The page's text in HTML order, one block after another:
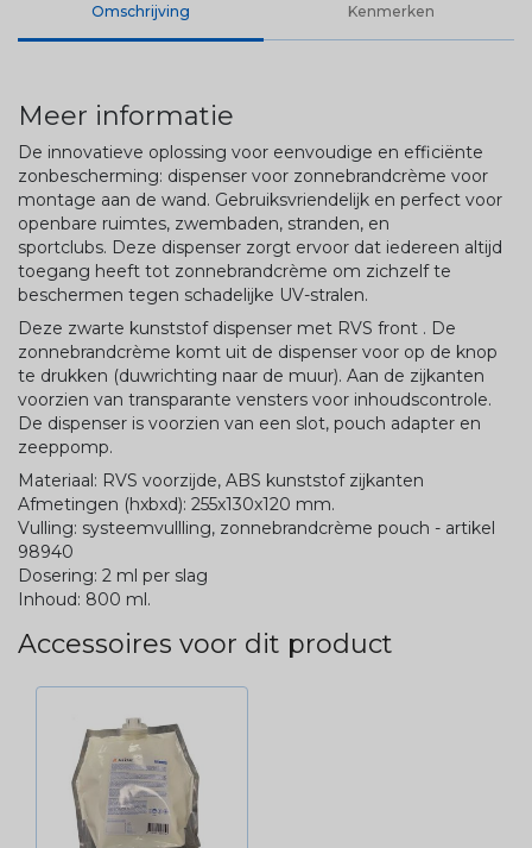
Omschrijving Kenmerken
Meer informatie
De innovatieve oplossing voor eenvoudige en efficiënte
zonbescherming: dispenser voor zonnebrandcrème voor
montage aan de wand. Gebruiksvriendelijk en perfect voor
openbare ruimtes, zwembaden, stranden, en
sportclubs. Deze dispenser zorgt ervoor dat iedereen altijd
toegang heeft tot zonnebrandcrème om zichzelf te
beschermen tegen schadelijke UV-stralen.
Deze zwarte kunststof dispenser met RVS front . De
zonnebrandcrème komt uit de dispenser voor op de knop
te drukken (duwrichting naar de muur). Aan de zijkanten
voorzien van transparante vensters voor inhoudscontrole.
De dispenser is voorzien van een slot, pouch adapter en
zeeppomp.
Materiaal: RVS voorzijde, ABS kunststof zijkanten
Afmetingen (hxbxd): 255x130x120 mm.
Vulling: systeemvullling, zonnebrandcrème pouch - artikel
98940
Dosering: 2 ml per slag
Inhoud: 800 ml.
Accessoires voor dit product